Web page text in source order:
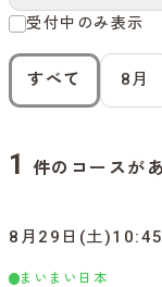
受付中のみ表示
すべて 8月
1 件のコースが
8月29日(土
まいまい日本